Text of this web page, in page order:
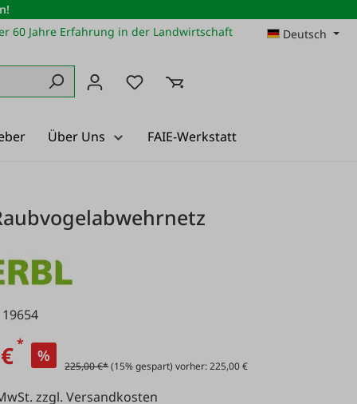
60 Jahre Erfahrung in der Landwirtschaft Deutsch
Du hast 0 Produkte auf dem
Über Uns FAIE-Werkstatt
*
%
225,00 €*(15% gespart) vorher: 225,00 €
zzgl. Versandkosten